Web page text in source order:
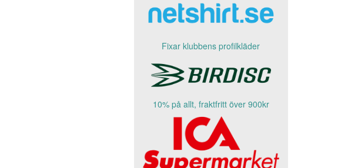
Fixar klubbens profilkläder
10% på allt, fraktfritt över 900kr